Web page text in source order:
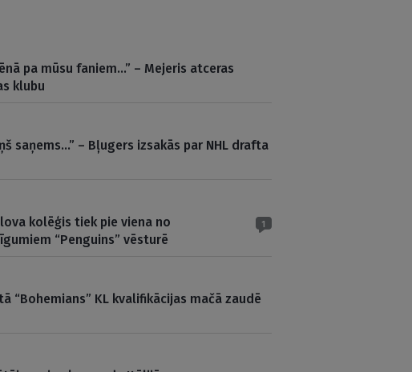
pa mūsu faniem…” – Mejeris atceras
klubu
saņems…” – Bļugers izsakās par NHL drafta
kolēģis tiek pie viena no
“Penguins” vēsturē
1
“Bohemians” KL kvalifikācijas mačā zaudē